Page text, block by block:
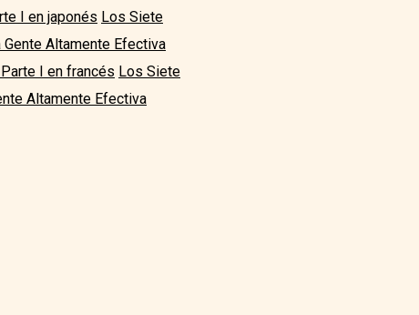
I en japonés Los Siete
Altamente Efectiva
I en francés Los Siete
Altamente Efectiva